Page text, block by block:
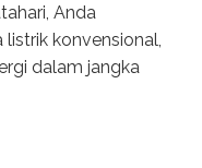
Anda
konvensional,
dalam jangka